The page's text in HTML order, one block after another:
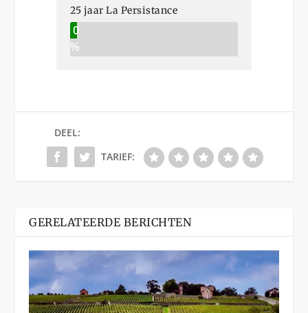
25 jaar La Persistance
0
%
DEEL:
TARIEF:
GERELATEERDE BERICHTEN